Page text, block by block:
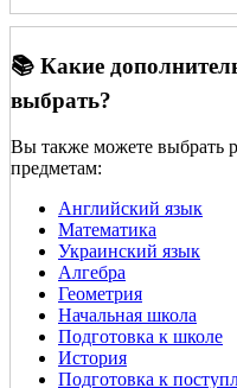
📚 Какие
выбрать?
Вы также можете выбрать
предметам:
Английский язык
Математика
Украинский язык
Алгебра
Геометрия
Начальная школа
Подготовка к школе
История
Подготовка к